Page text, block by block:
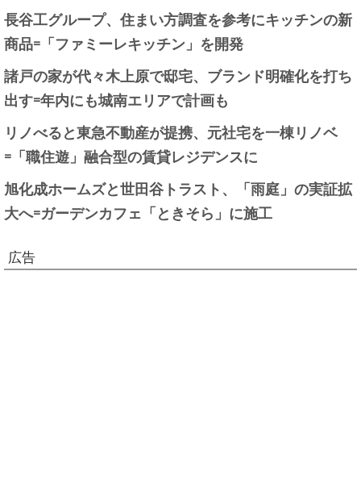
長谷工グループ、住まい方調査を参考にキッチンの新
商品=「ファミーレキッチン」を開発
諸戸の家が代々木上原で邸宅、ブランド明確化を打ち
出す=年内にも城南エリアで計画も
リノべると東急不動産が提携、元社宅を一棟リノベ
=「職住遊」融合型の賃貸レジデンスに
旭化成ホームズと世田谷トラスト、「雨庭」の実証拡
大へ=ガーデンカフェ「ときそら」に施工
広告